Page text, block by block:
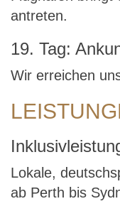
antreten.
19. Tag:
Wir erreichen
Lokale,
ab Perth bis